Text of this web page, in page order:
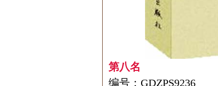
第八名
编号：GDZPS9236